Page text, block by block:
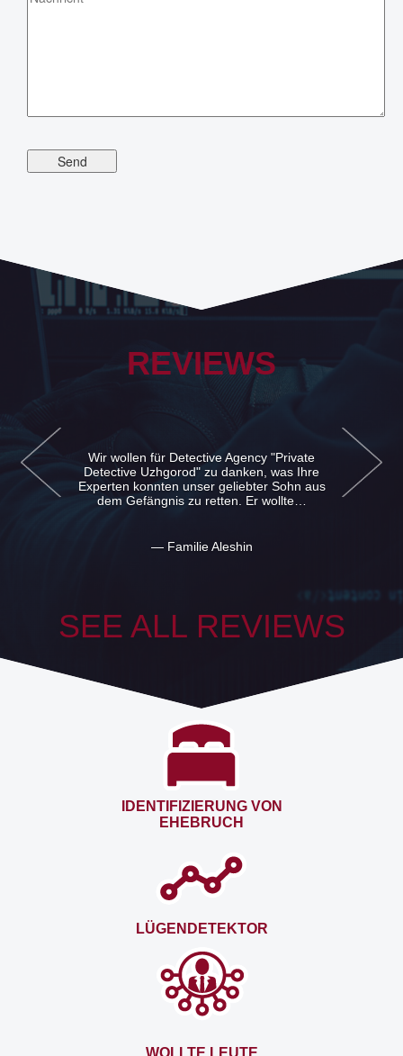
REVIEWS
Wir wollen für Detective Agency "Private
Detective Uzhgorod" zu danken, was Ihre
Experten konnten unser geliebter Sohn aus
dem Gefängnis zu retten. Er wollte…
— Familie Aleshin
SEE ALL REVIEWS
IDENTIFIZIERUNG VON
EHEBRUCH
LÜGENDETEKTOR
WOLLTE LEUTE